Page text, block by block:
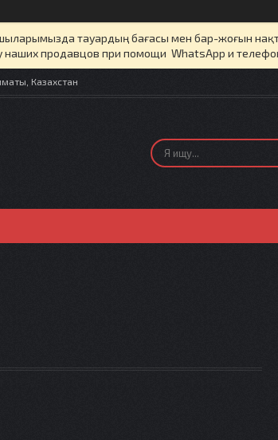
тауардың бағасы мен бар-жоғын
наших продавцов при помощи WhatsApp и
Казахстан